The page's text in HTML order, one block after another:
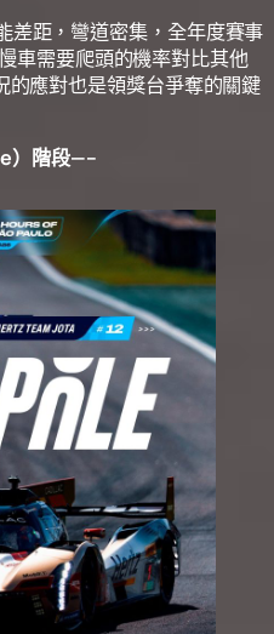
差距，彎道密集，全年度賽事
車需要爬頭的機率對比其他
的應對也是領獎台爭奪的關鍵
）階段—–